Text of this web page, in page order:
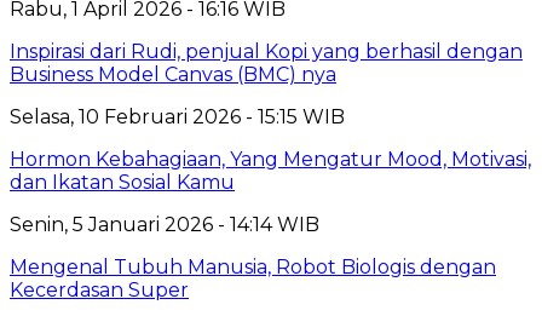
Rabu, 1 April 2026 - 16:16 WIB
Inspirasi dari Rudi, penjual Kopi yang berhasil dengan
Business Model Canvas (BMC) nya
Selasa, 10 Februari 2026 - 15:15 WIB
Hormon Kebahagiaan, Yang Mengatur Mood, Motivasi,
dan Ikatan Sosial Kamu
Senin, 5 Januari 2026 - 14:14 WIB
Mengenal Tubuh Manusia, Robot Biologis dengan
Kecerdasan Super